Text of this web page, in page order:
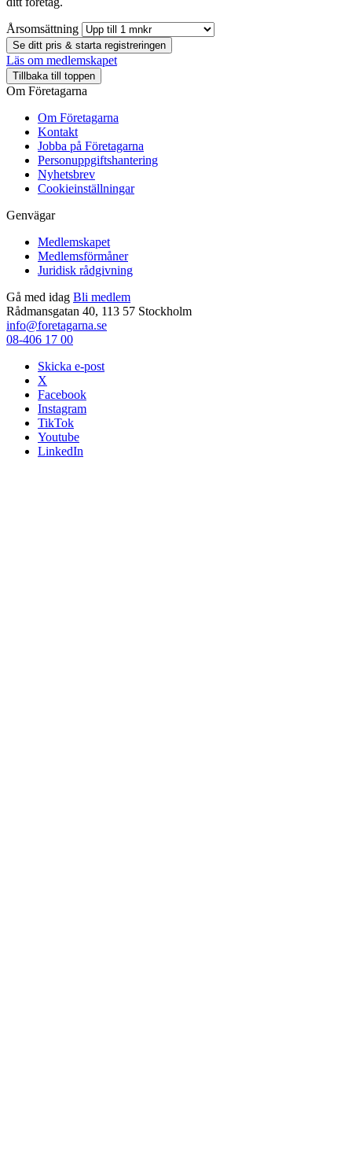
Årsomsättning
Se ditt pris & starta registreringen
Läs om medlemskapet
Tillbaka till toppen
Om Företagarna
Om Företagarna
Kontakt
Jobba på Företagarna
Personuppgiftshantering
Nyhetsbrev
Cookieinställningar
Genvägar
Medlemskapet
Medlemsförmåner
Juridisk rådgivning
Gå med idag Bli medlem
Rådmansgatan 40, 113 57 Stockholm
info@foretagarna.se
08-406 17 00
Skicka e-post
X
Facebook
Instagram
TikTok
Youtube
LinkedIn